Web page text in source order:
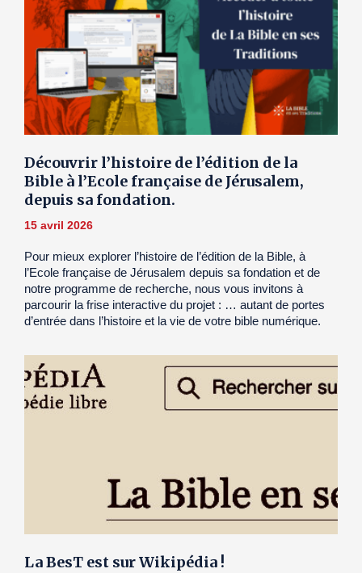
Découvrir l’histoire de l’édition de la
Bible à l’Ecole française de Jérusalem,
depuis sa fondation.
15 avril 2026
Pour mieux explorer l’histoire de l’édition de la Bible, à
l’Ecole française de Jérusalem depuis sa fondation et de
notre programme de recherche, nous vous invitons à
parcourir la frise interactive du projet : … autant de portes
d’entrée dans l’histoire et la vie de votre bible numérique.
La BesT est sur Wikipédia !